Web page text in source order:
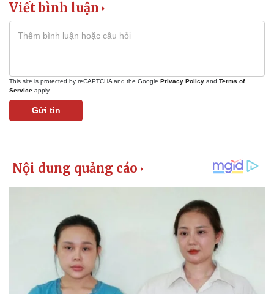
Viết bình luận
This site is protected by reCAPTCHA and the Google Privacy Policy and Terms of
Service apply.
Gửi tin